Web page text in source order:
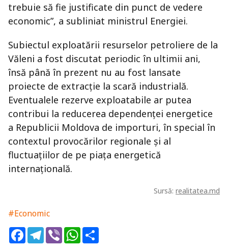
trebuie să fie justificate din punct de vedere
economic”, a subliniat ministrul Energiei.
Subiectul exploatării resurselor petroliere de la
Văleni a fost discutat periodic în ultimii ani,
însă până în prezent nu au fost lansate
proiecte de extracție la scară industrială.
Eventualele rezerve exploatabile ar putea
contribui la reducerea dependenței energetice
a Republicii Moldova de importuri, în special în
contextul provocărilor regionale și al
fluctuațiilor de pe piața energetică
internațională.
Sursă: realitatea.md
#Economic
FacebookTelegram
ViberWhatsApp